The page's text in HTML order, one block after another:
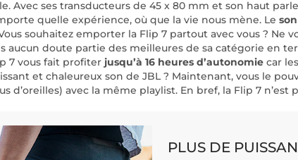
Avec ses transducteurs de 45 x 80 mm et son haut
quelle expérience, où que la vie nous mène. Le
souhaitez emporter la Flip 7 partout avec vous ? Ne
aucun doute partie des meilleures de sa catégorie en
7 vous fait profiter jusqu’à 16 heures d’autonomie car
et chaleureux son de JBL ? Maintenant, vous le
d’oreilles) avec la même playlist. En bref, la Flip 7
PLUS DE